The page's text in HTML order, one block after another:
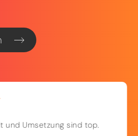
und Umsetzung sind top.